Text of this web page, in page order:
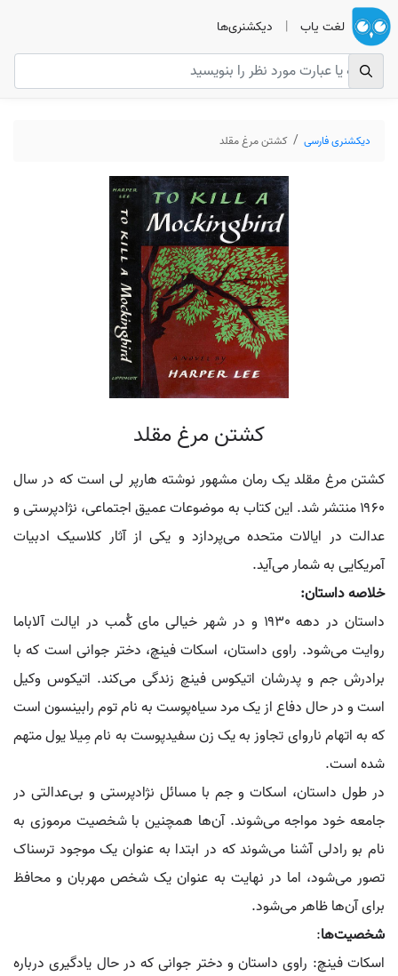
لغت یاب | دیکشنری‌ها
دیکشنری فارسی کشتن مرغ مقلد
کشتن مرغ مقلد
کشتن مرغ مقلد یک رمان مشهور نوشته هارپر لی است که در سال
۱۹۶۰ منتشر شد. این کتاب به موضوعات عمیق اجتماعی، نژادپرستی و
عدالت در ایالات متحده می‌پردازد و یکی از آثار کلاسیک ادبیات
آمریکایی به شمار می‌آید.
خلاصه داستان:
داستان در دهه ۱۹۳۰ و در شهر خیالی مای کُمب در ایالت آلاباما
روایت می‌شود. راوی داستان، اسکات فینچ، دختر جوانی است که با
برادرش جم و پدرشان اتیکوس فینچ زندگی می‌کند. اتیکوس وکیل
است و در حال دفاع از یک مرد سیاه‌پوست به نام توم رابینسون است
که به اتهام ناروای تجاوز به یک زن سفیدپوست به نام مِیلا یول متهم
شده است.
در طول داستان، اسکات و جم با مسائل نژادپرستی و بی‌عدالتی در
جامعه خود مواجه می‌شوند. آن‌ها همچنین با شخصیت مرموزی به
نام بو رادلی آشنا می‌شوند که در ابتدا به عنوان یک موجود ترسناک
تصور می‌شود، اما در نهایت به عنوان یک شخص مهربان و محافظ
برای آن‌ها ظاهر می‌شود.
شخصیت‌ها:
اسکات فینچ: راوی داستان و دختر جوانی که در حال یادگیری درباره